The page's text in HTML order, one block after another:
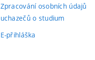
Zpracování osobních údajů
uchazečů o studium
E-přihláška